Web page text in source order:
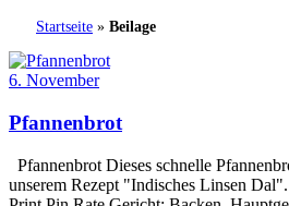
Startseite » Beilage
6. November
Pfannenbrot
Pfannenbrot Dieses schnelle
unserem Rezept "Indisches Linsen